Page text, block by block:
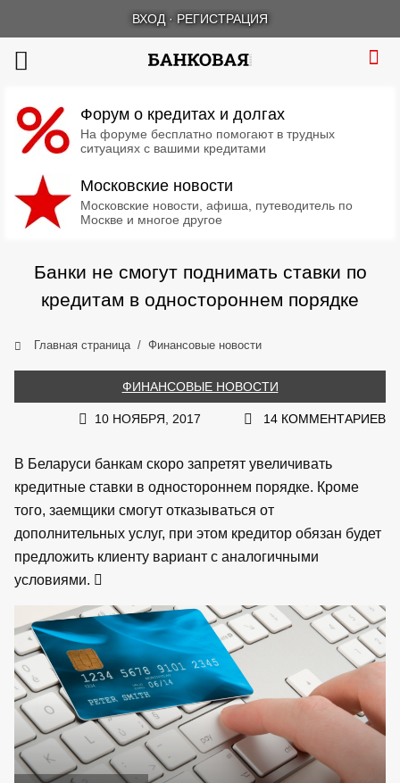
ВХОД · РЕГИСТРАЦИЯ
Форум о кредитах и долгах
На форуме бесплатно помогают в трудных
ситуациях с вашими кредитами
Московские новости
Московские новости, афиша, путеводитель по
Москве и многое другое
Банки не смогут поднимать ставки по
кредитам в одностороннем порядке
Главная страница Финансовые новости
ФИНАНСОВЫЕ НОВОСТИ
10 НОЯБРЯ, 2017 14 КОММЕНТАРИЕВ
В Беларуси банкам скоро запретят увеличивать
кредитные ставки в одностороннем порядке. Кроме
того, заемщики смогут отказываться от
дополнительных услуг, при этом кредитор обязан будет
предложить клиенту вариант с аналогичными
условиями.